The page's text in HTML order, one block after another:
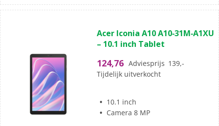
van
de
sterren.
Acer Iconia A10 A10‑31M‑A1XU
– 10.1 inch Tablet
124,76 Adviesprijs 139,-
Tijdelijk uitverkocht
10.1 inch
Camera 8 MP